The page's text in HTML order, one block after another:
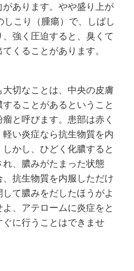
あります。やや盛り上が
こり（腫瘍）で、しばし
強く圧迫すると、臭くて
くることがあります。
切なことは、中央の皮膚
ることがあるということ
と呼びます。患部は赤く
い炎症なら抗生物質を内
かし、ひどく化膿すると
、膿みがたまった状態
、抗生物質を内服しただけ
て膿みをだしたほうがよ
、アテロームに炎症をと
に行うことはできませ